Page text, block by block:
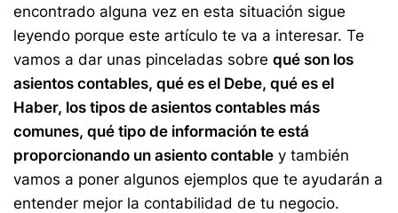
encontrado alguna vez en esta situación sigue
leyendo porque este artículo te va a interesar. Te
vamos a dar unas pinceladas sobre qué son los
asientos contables, qué es el Debe, qué es el
Haber, los tipos de asientos contables más
comunes, qué tipo de información te está
proporcionando un asiento contable y también
vamos a poner algunos ejemplos que te ayudarán a
entender mejor la contabilidad de tu negocio.